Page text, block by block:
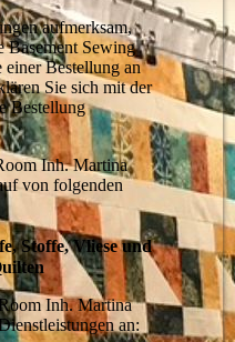
aufmerksam,
Basement Sewing
Bestellung an
Sie sich mit der
Bestellung
Inh. Martina
von folgenden
Stoffe, Vliese und
Inh. Martina
an: